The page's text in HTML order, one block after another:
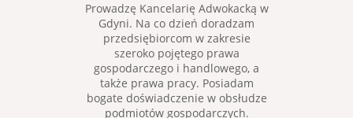
Prowadzę Kancelarię Adwokacką w
Gdyni. Na co dzień doradzam
przedsiębiorcom w zakresie
szeroko pojętego prawa
gospodarczego i handlowego, a
także prawa pracy. Posiadam
bogate doświadczenie w obsłudze
podmiotów gospodarczych.